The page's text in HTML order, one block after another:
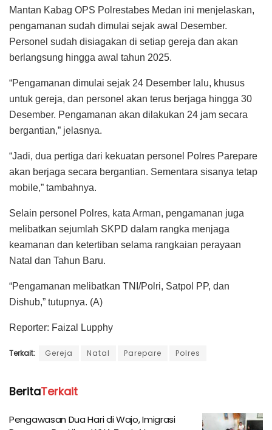
Mantan Kabag OPS Polrestabes Medan ini menjelaskan,
pengamanan sudah dimulai sejak awal Desember.
Personel sudah disiagakan di setiap gereja dan akan
berlangsung hingga awal tahun 2025.
“Pengamanan dimulai sejak 24 Desember lalu, khusus
untuk gereja, dan personel akan terus berjaga hingga 30
Desember. Pengamanan akan dilakukan 24 jam secara
bergantian,” jelasnya.
“Jadi, dua pertiga dari kekuatan personel Polres Parepare
akan berjaga secara bergantian. Sementara sisanya tetap
mobile,” tambahnya.
Selain personel Polres, kata Arman, pengamanan juga
melibatkan sejumlah SKPD dalam rangka menjaga
keamanan dan ketertiban selama rangkaian perayaan
Natal dan Tahun Baru.
“Pengamanan melibatkan TNI/Polri, Satpol PP, dan
Dishub,” tutupnya. (A)
Reporter: Faizal Lupphy
Terkait: Gereja Natal Parepare Polres
BeritaTerkait
Pengawasan Dua Hari di Wajo, Imigrasi